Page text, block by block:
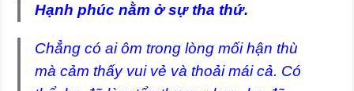
Hạnh phúc nằm ở sự tha thứ.
Chẳng có ai ôm trong lòng mối hận thù
mà cảm thấy vui vẻ và thoải mái cả. Có